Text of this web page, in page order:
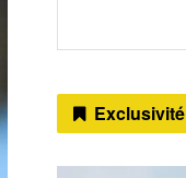
Exclusivité